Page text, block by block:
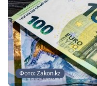
Фото: Zakon.kz